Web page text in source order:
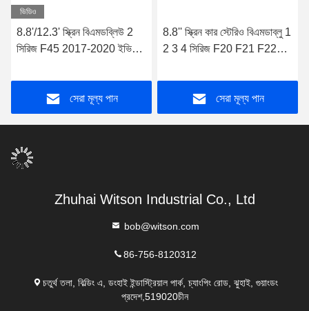
ভিডিও
8.8'/12.3' স্ক্রিন বিএমডব্লিউ 2
সিরিজ F45 2017-2020 ইভিও
জন্য
সেরা মূল্য পান
8.8'' স্ক্রিন কার স্টেরিও বিএমডাব্লু 1
2 3 4 সিরিজ F20 F21 F22
অ্যান্ড্রয়েড মাল্টিমিডিয়া প্লেয়ারের
সেরা মূল্য পান
Zhuhai Witson Industrial Co., Ltd
bob@witson.com
86-756-8120312
চতুর্থ তলা, বিল্ডিং এ, ডংহাই ইন্ডাস্ট্রিয়াল পার্ক, চ্যাংপিং রোড, ঝুহাই, গুয়াংডং
প্রদেশ,519020চীন